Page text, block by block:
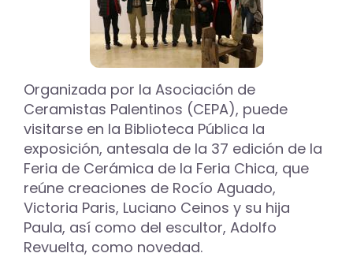
XXXIX
Muestra
de
Cerámica
Organizada por la Asociación de
Ceramistas Palentinos (CEPA), puede
visitarse en la Biblioteca Pública la
exposición, antesala de la 37 edición de la
Feria de Cerámica de la Feria Chica, que
reúne creaciones de Rocío Aguado,
Victoria Paris, Luciano Ceinos y su hija
Paula, así como del escultor, Adolfo
Revuelta, como novedad.